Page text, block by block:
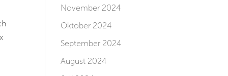
November 2024
Oktober 2024
September 2024
August 2024